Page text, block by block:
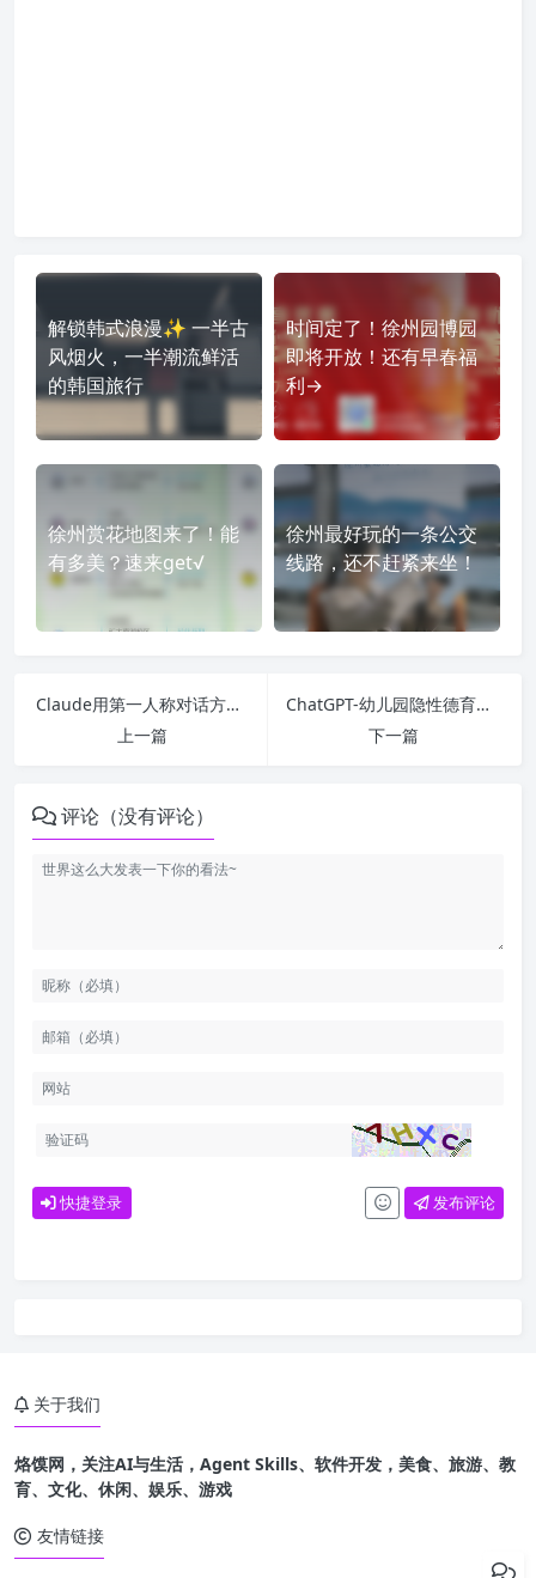
解锁韩式浪漫✨ 一半古
风烟火，一半潮流鲜活
的韩国旅行
时间定了！徐州园博园
即将开放！还有早春福
利→
徐州赏花地图来了！能
有多美？速来get√
徐州最好玩的一条公交
线路，还不赶紧来坐！
Claude用第一人称对话方式写个小说
上一篇
ChatGPT-幼儿园隐性德育和显性德育相结合之研究
下一篇
评论（没有评论）
快捷登录 发布评论
关于我们
烙馍网，关注AI与生活，Agent Skills、软件开发，美食、旅游、教
育、文化、休闲、娱乐、游戏
友情链接